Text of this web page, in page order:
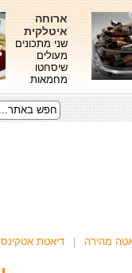
ארוחה
איטלקית
שני מתכונים
מעולים
שיסחטו
מחמאות
מהירה דיאטת אטקינס